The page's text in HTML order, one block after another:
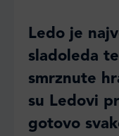
Ledo je
sladoleda
smrznute
su Ledovi
gotovo